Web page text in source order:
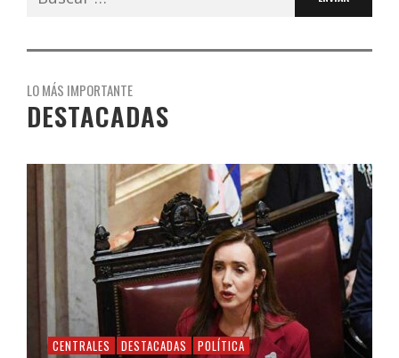
LO MÁS IMPORTANTE
DESTACADAS
CENTRALES DESTACADAS POLÍTICA